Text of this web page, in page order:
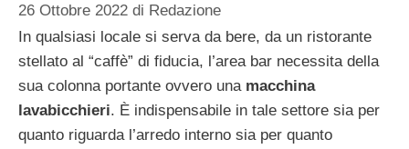
26 Ottobre 2022 di Redazione
In qualsiasi locale si serva da bere, da un ristorante
stellato al “caffè” di fiducia, l’area bar necessita della
sua colonna portante ovvero una macchina
lavabicchieri. È indispensabile in tale settore sia per
quanto riguarda l’arredo interno sia per quanto